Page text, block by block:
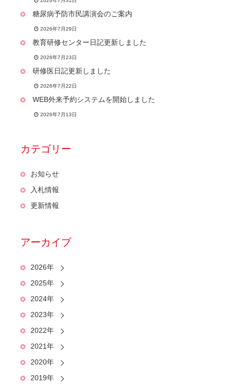
糖尿病予防市民講演会のご案内
2026年7月29日
教育研修センター日記更新しました
2026年7月23日
研修医日記更新しました
2026年7月22日
WEB外来予約システムを開始しました
2026年7月13日
カテゴリー
お知らせ
入札情報
更新情報
アーカイブ
2026年
2025年
2024年
2023年
2022年
2021年
2020年
2019年